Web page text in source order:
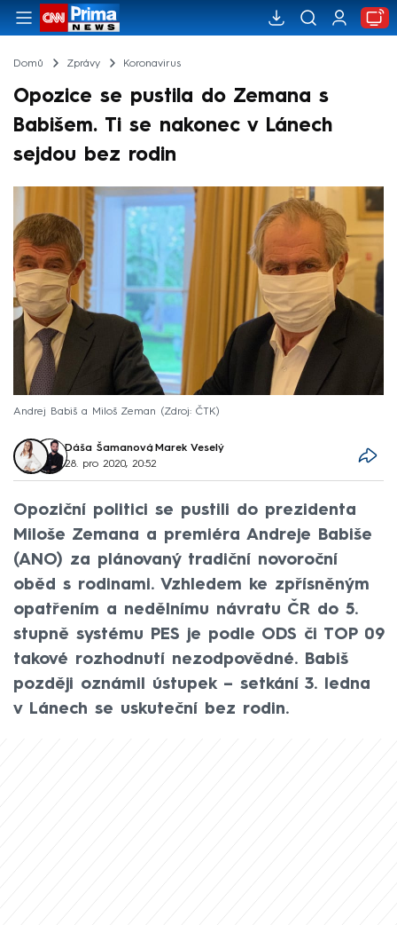
Domů Zprávy Koronavirus
Opozice se pustila do Zemana s
Babišem. Ti se nakonec v Lánech
sejdou bez rodin
Andrej Babiš a Miloš Zeman Zdroj: ČTK
Dáša Šamanová, Marek Veselý
28. pro 2020, 20:52
Opoziční politici se pustili do prezidenta
Miloše Zemana a premiéra Andreje Babiše
(ANO) za plánovaný tradiční novoroční
oběd s rodinami. Vzhledem ke zpřísněným
opatřením a nedělnímu návratu ČR do 5.
stupně systému PES je podle ODS či TOP 09
takové rozhodnutí nezodpovědné. Babiš
později oznámil ústupek – setkání 3. ledna
v Lánech se uskuteční bez rodin.